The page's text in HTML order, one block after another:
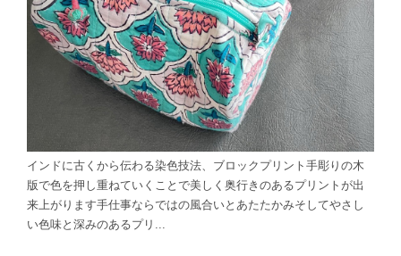
インドに古くから伝わる染色技法、ブロックプリント手彫りの木
版で色を押し重ねていくことで美しく奥行きのあるプリントが出
来上がります手仕事ならではの風合いとあたたかみそしてやさし
い色味と深みのあるプリ...